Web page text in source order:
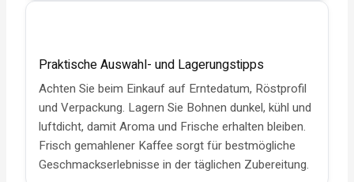
Praktische Auswahl- und Lagerungstipps
Achten Sie beim Einkauf auf Erntedatum, Röstprofil
und Verpackung. Lagern Sie Bohnen dunkel, kühl und
luftdicht, damit Aroma und Frische erhalten bleiben.
Frisch gemahlener Kaffee sorgt für bestmögliche
Geschmackserlebnisse in der täglichen Zubereitung.